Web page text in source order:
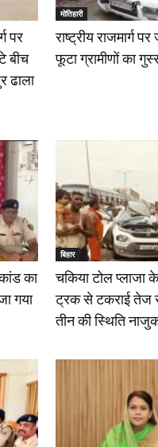
पर
बीच
ढाला
मोतिहारी
राष्ट्रीय राजमार्ग
फूटा ग्रामीणों का
कांड का
गया
बिहार
चकिया टोल प्लाजा
ट्रक से टकराई तेज
तीन की स्थिति